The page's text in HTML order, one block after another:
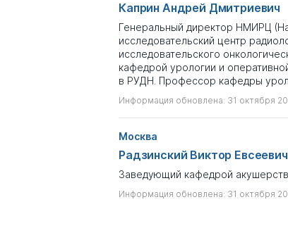
Каприн Андрей Дмитриевич
Генеральный директор НМИРЦ
исследовательский центр
исследовательского
кафедрой урологии и
в РУДН. Профессор кафедры
Информация обновлена: 31 октября
Москва
Радзинский Виктор Евсеевич
Заведующий кафедрой
Информация обновлена: 31 октября